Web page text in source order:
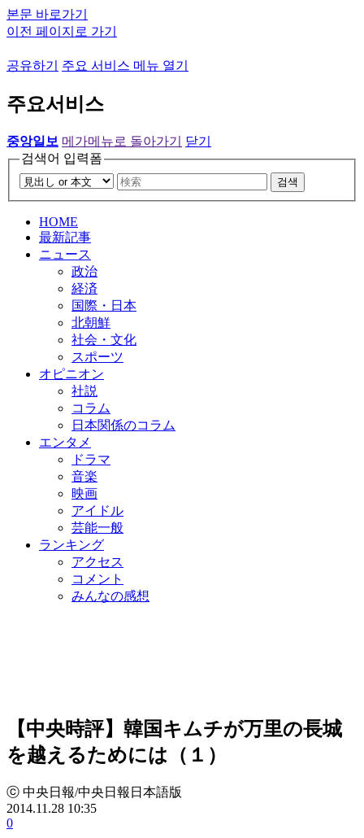
본문 바로가기
이전 페이지로 가기
공유하기 주요 서비스 메뉴 열기
주요서비스
중앙일보 메가메뉴로 돌아가기
닫기
검색어 입력폼
검색
HOME
最新記事
ニュース
政治
経済
国際・日本
北朝鮮
社会・文化
スポーツ
オピニオン
社説
コラム
日本関係のコラム
エンタメ
ドラマ
音楽
映画
アイドル
芸能一般
ランキング
アクセス
コメント
みんなの感想
【中央時評】韓国キムチが万里の長城
を越えるためには（１）
ⓒ 中央日報/中央日報日本語版
2014.11.28 10:35
0